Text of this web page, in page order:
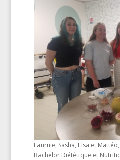
Laurnie, Sasha, Elsa et
Bachelor Diététique et